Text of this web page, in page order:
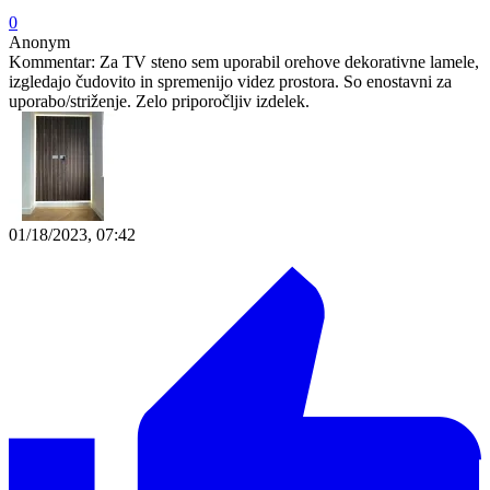
0
Anonym
Kommentar: Za TV steno sem uporabil orehove dekorativne lamele,
izgledajo čudovito in spremenijo videz prostora. So enostavni za
uporabo/striženje. Zelo priporočljiv izdelek.
01/18/2023, 07:42